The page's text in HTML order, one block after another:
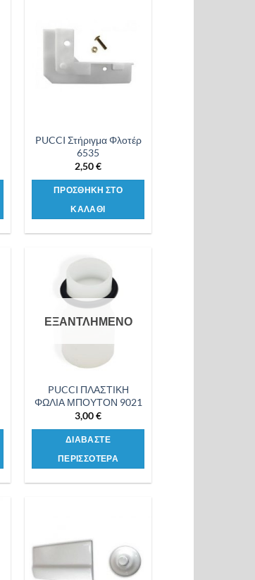
στη λίστα
PUCCI Στήριγμα Φλοτέρ
6535
2,50€
ΠΡΟΣΘΗΚΗ ΣΤΟ
ΚΑΛΑΘΙ
Προσθήκη
στη λίστα
επιθυμιών
ΕΞΑΝΤΛΗΜΕΝΟ
PUCCI ΠΛΑΣΤΙΚΗ
ΦΩΛΙΑ ΜΠΟΥΤΟΝ 9021
3,00€
ΔΙΑΒΑΣΤΕ
ΠΕΡΙΣΣΟΤΕΡΑ
στη λίστα
επιθυμιών